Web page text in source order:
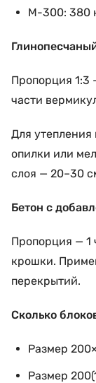
М-300: 380
Пропорция 1:3
части
Для утепления
опилки или
слоя — 20–30
Бетон с
Пропорция — 1
крошки.
перекрытий.
Сколько
Размер
Размер